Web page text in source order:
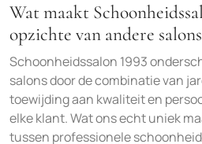
Wat maakt
opzichte van andere
Schoonheidssalon 1993
salons door de combinatie van
toewijding aan kwaliteit en
elke klant. Wat ons echt uniek
tussen professionele